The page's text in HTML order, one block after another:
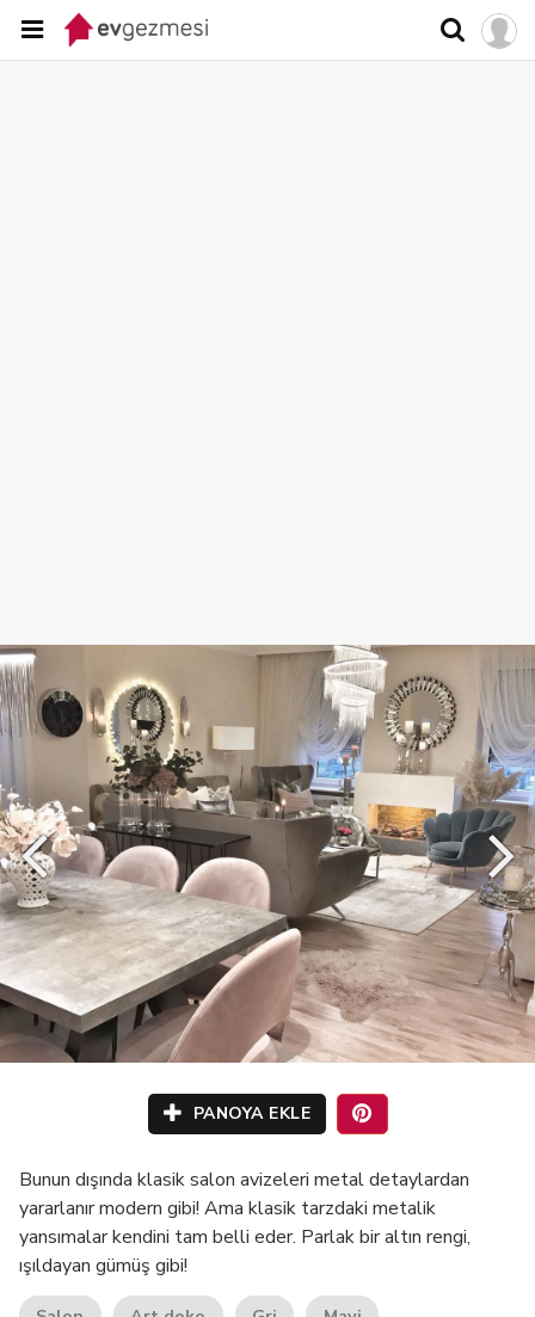
PANOYA EKLE
Bunun dışında klasik salon avizeleri metal detaylardan
yararlanır modern gibi! Ama klasik tarzdaki metalik
yansımalar kendini tam belli eder. Parlak bir altın rengi,
ışıldayan gümüş gibi!